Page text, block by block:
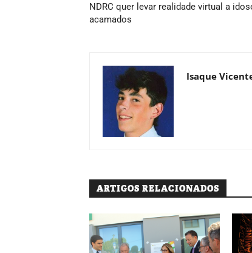
NDRC quer levar realidade virtual a
acamados
Isaque
ARTIGOS RELACIONADOS